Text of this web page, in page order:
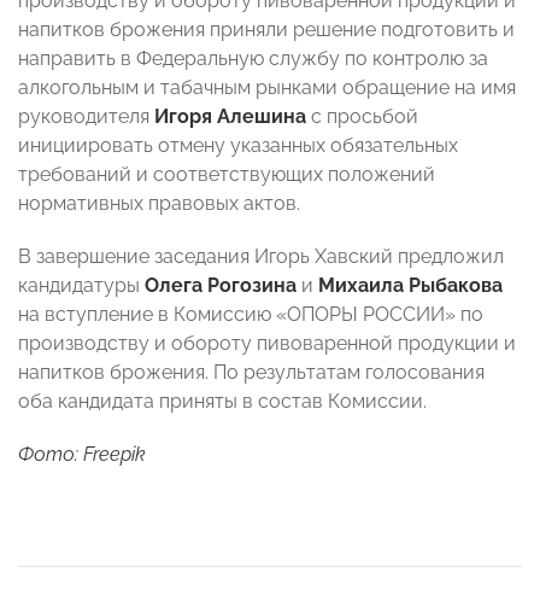
напитков брожения приняли решение подготовить и
направить в Федеральную службу по контролю за
алкогольным и табачным рынками обращение на имя
руководителя Игоря Алешина с просьбой
инициировать отмену указанных обязательных
требований и соответствующих положений
нормативных правовых актов.
В завершение заседания Игорь Хавский предложил
кандидатуры Олега Рогозина и Михаила Рыбакова
на вступление в Комиссию «ОПОРЫ РОССИИ» по
производству и обороту пивоваренной продукции и
напитков брожения. По результатам голосования
оба кандидата приняты в состав Комиссии.
Фото: Freepik